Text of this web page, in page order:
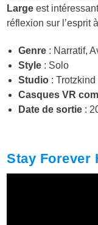
Large est
réflexion sur l’esprit
Genre : Narratif,
Style : Solo
Studio : Trotzkind
Casques VR
Date de sortie :
Stay Forever